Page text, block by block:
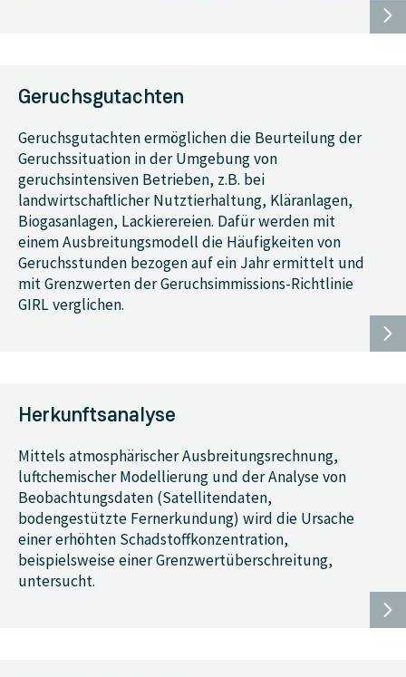
Geruchsgutachten
Geruchsgutachten ermöglichen die Beurteilung der
Geruchssituation in der Umgebung von
geruchsintensiven Betrieben, z.B. bei
landwirtschaftlicher Nutztierhaltung, Kläranlagen,
Biogasanlagen, Lackierereien. Dafür werden mit
einem Ausbreitungsmodell die Häufigkeiten von
Geruchsstunden bezogen auf ein Jahr ermittelt und
mit Grenzwerten der Geruchsimmissions-Richtlinie
GIRL verglichen.
Herkunftsanalyse
Mittels atmosphärischer Ausbreitungsrechnung,
luftchemischer Modellierung und der Analyse von
Beobachtungsdaten (Satellitendaten,
bodengestützte Fernerkundung) wird die Ursache
einer erhöhten Schadstoffkonzentration,
beispielsweise einer Grenzwertüberschreitung,
untersucht.